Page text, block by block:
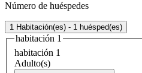
Número de huéspedes
1 Habitación(es) - 1 huésped(es)
habitación 1
habitación 1
Adulto(s)